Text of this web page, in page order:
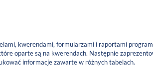
kwerendami, formularzami i raportami
oparte są na kwerendach. Następnie
informacje zawarte w różnych tabelach.